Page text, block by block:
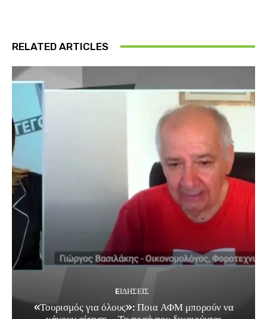
RELATED ARTICLES
EΙΔΗΣΕΙΣ
«Τουρισμός για όλους»: Ποια ΑΦΜ μπορούν να